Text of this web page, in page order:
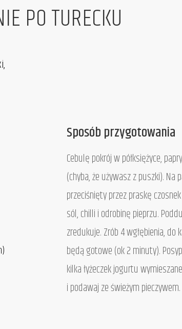
PO TURECKU
Sposób przygotowania
Cebulę pokrój w półksiężyce,
(chyba, że używasz z puszki). Na
przeciśnięty przez praskę
sól, chilli i odrobinę pieprzu.
zredukuje. Zrób 4 wgłębienia, do
będą gotowe (ok 2 minuty).
kilka łyżeczek jogurtu
i podawaj ze świeżym pieczywem.